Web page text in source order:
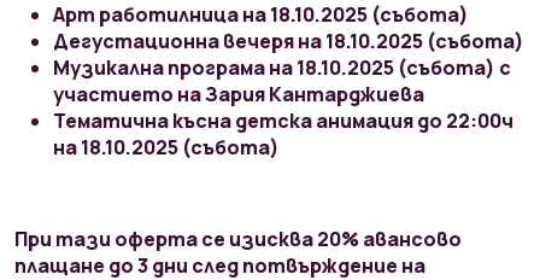
Арт работилница на 18.10.2025 (събота)
Дегустационна вечеря на 18.10.2025 (събота)
Музикална програма на 18.10.2025 (събота) с
участието на Зария Кантарджиева
Тематична късна детска анимация до 22:00ч
на 18.10.2025 (събота)
При тази оферта се изисква 20% авансово
плащане до 3 дни след потвърждение на